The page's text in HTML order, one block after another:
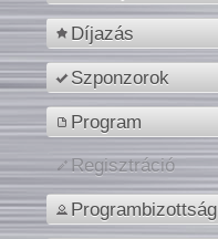
Díjazás
Szponzorok
Program
Regisztráció
Programbizottság